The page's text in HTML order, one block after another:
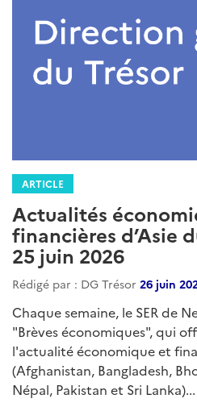
ARTICLE
Actualités
financières d’Asie
25 juin 2026
Rédigé par : DG Trésor 26 juin
Chaque semaine, le SER de
"Brèves économiques", qui
l'actualité économique et
(Afghanistan, Bangladesh,
Népal, Pakistan et Sri Lanka)...